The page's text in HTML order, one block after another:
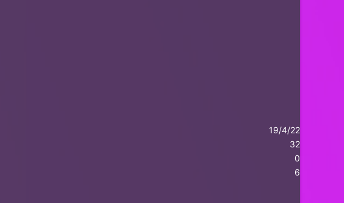
19/4/22
32
0
6